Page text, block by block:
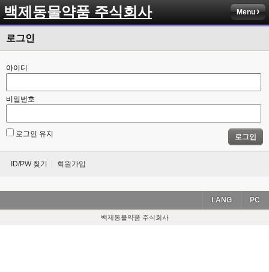
백제동물약품 주식회사 Menu
로그인
아이디
비밀번호
로그인 유지 로그인
ID/PW 찾기 회원가입
PC
LANG
백제동물약품 주식회사